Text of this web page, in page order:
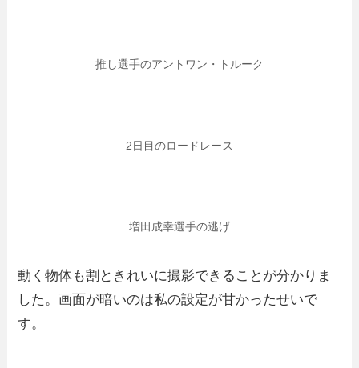
推し選手のアントワン・トルーク
2日目のロードレース
増田成幸選手の逃げ
動く物体も割ときれいに撮影できることが分かりま
した。画面が暗いのは私の設定が甘かったせいで
す。